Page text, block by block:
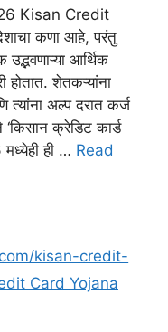
Kisan Credit
कणा आहे, परंतु
आर्थिक
शेतकऱ्यांना
त्यांना अल्प दरात कर्ज
क्रेडिट कार्ड
ही … Read
kisan-credit-
Card Yojana